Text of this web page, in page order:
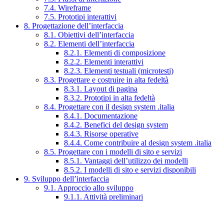
7.4. Wireframe
7.5. Prototipi interattivi
8. Progettazione dell’interfaccia
8.1. Obiettivi dell’interfaccia
8.2. Elementi dell’interfaccia
8.2.1. Elementi di composizione
8.2.2. Elementi interattivi
8.2.3. Elementi testuali (microtesti)
8.3. Progettare e costruire in alta fedeltà
8.3.1. Layout di pagina
8.3.2. Prototipi in alta fedeltà
8.4. Progettare con il design system .italia
8.4.1. Documentazione
8.4.2. Benefici del design system
8.4.3. Risorse operative
8.4.4. Come contribuire al design system .italia
8.5. Progettare con i modelli di sito e servizi
8.5.1. Vantaggi dell’utilizzo dei modelli
8.5.2. I modelli di sito e servizi disponibili
9. Sviluppo dell’interfaccia
9.1. Approccio allo sviluppo
9.1.1. Attività preliminari